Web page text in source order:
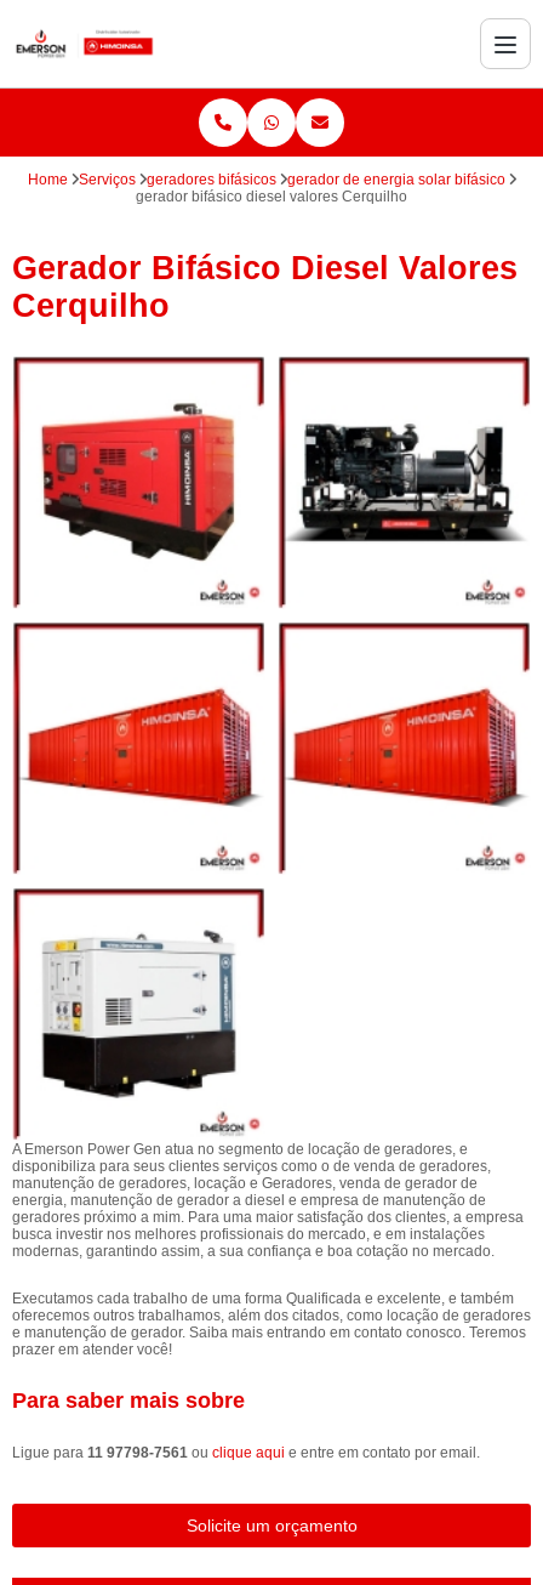
Home Serviços geradores bifásicos
gerador de energia solar bifásico
gerador bifásico diesel valores Cerquilho
Gerador Bifásico Diesel Valores
Cerquilho
A Emerson Power Gen atua no segmento de locação de geradores, e
disponibiliza para seus clientes serviços como o de venda de geradores,
manutenção de geradores, locação e Geradores, venda de gerador de
energia, manutenção de gerador a diesel e empresa de manutenção de
geradores próximo a mim. Para uma maior satisfação dos clientes, a empresa
busca investir nos melhores profissionais do mercado, e em instalações
modernas, garantindo assim, a sua confiança e boa cotação no mercado.
Executamos cada trabalho de uma forma Qualificada e excelente, e também
oferecemos outros trabalhamos, além dos citados, como locação de geradores
e manutenção de gerador. Saiba mais entrando em contato conosco. Teremos
prazer em atender você!
Para saber mais sobre
Ligue para 11 97798-7561 ou clique aqui e entre em contato por email.
Solicite um orçamento